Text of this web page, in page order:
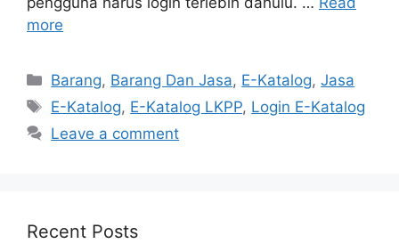
more
Categories
Barang, Barang Dan Jasa, E-Katalog,Jasa
Tags
E-Katalog, E-Katalog LKPP, Login E-Katalog
Leave a comment
Recent Posts